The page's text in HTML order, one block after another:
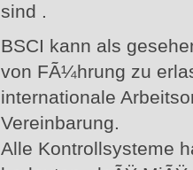
sind .
BSCI kann als
von FÃ¼hrung zu
internationale
Vereinbarung.
Alle Kontrollsysteme